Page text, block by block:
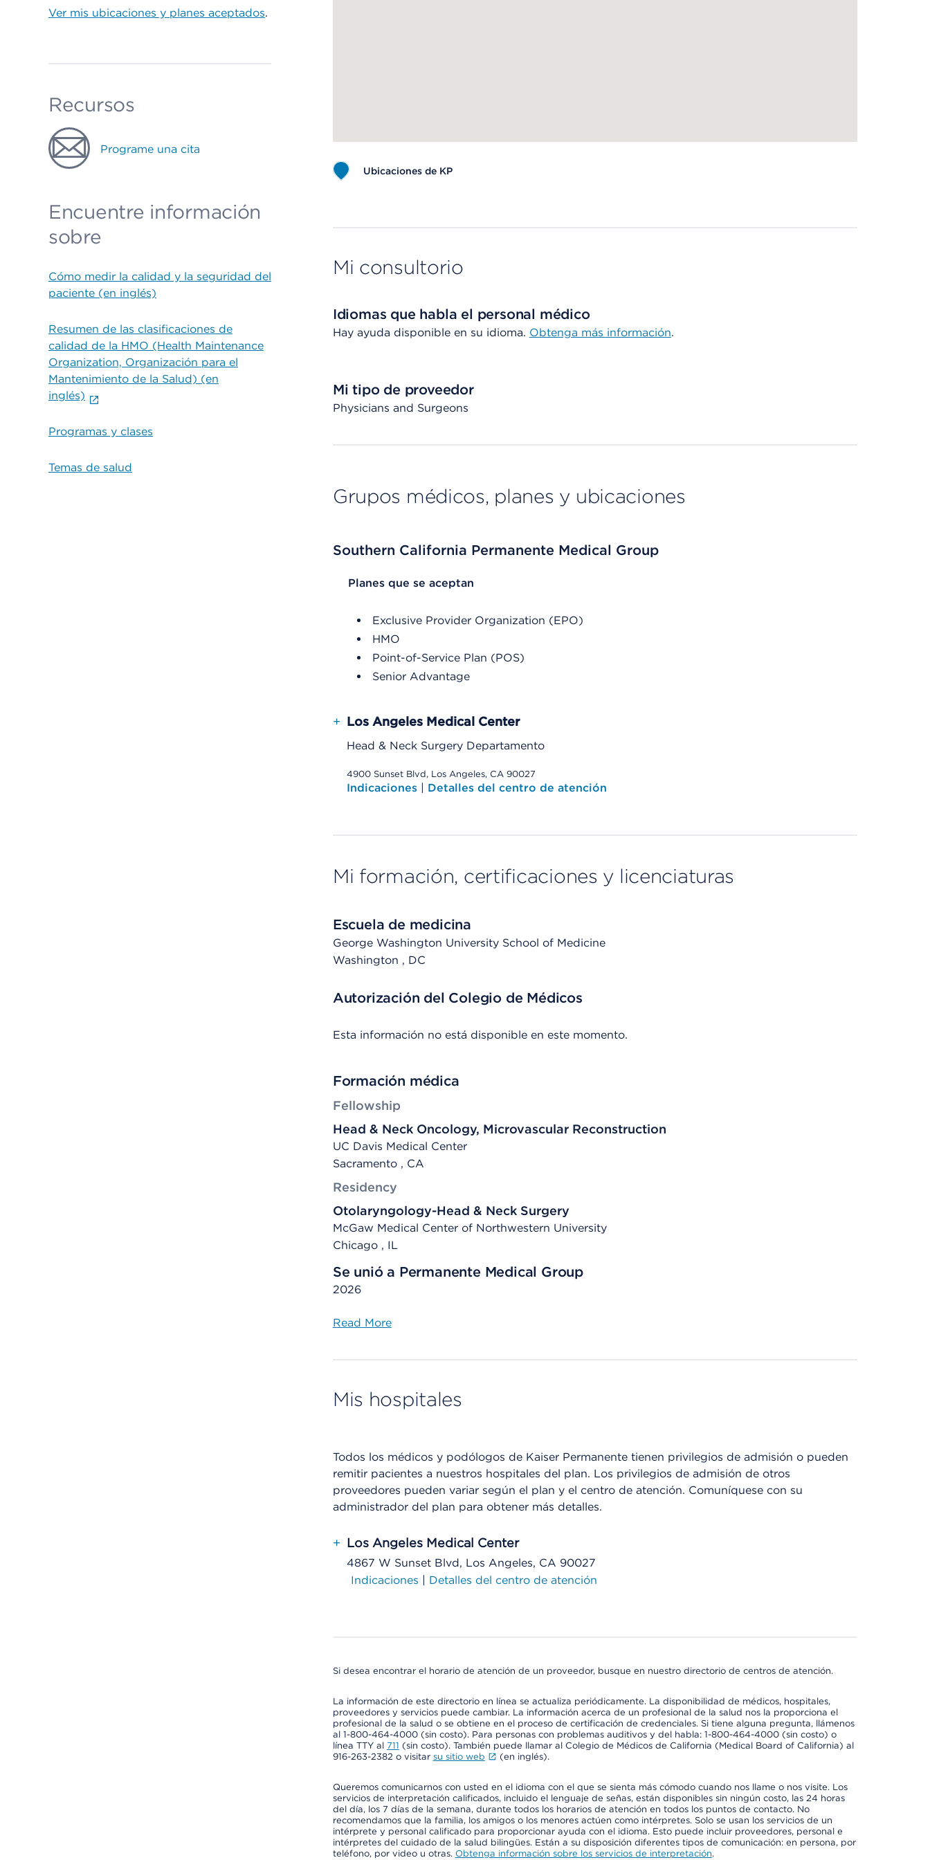
Ver mis ubicaciones y planes aceptados.
Recursos
Programe una cita
Encuentre información
sobre
Cómo medir la calidad y la seguridad del
paciente (en inglés)
Resumen de las clasificaciones de
calidad de la HMO (Health Maintenance
Organization, Organización para el
Mantenimiento de la Salud) (en
inglés)
Programas y clases
Temas de salud
Ubicaciones de KP
Mi consultorio
Idiomas que habla el personal médico
Hay ayuda disponible en su idioma. Obtenga más información.
Mi tipo de proveedor
Physicians and Surgeons
Grupos médicos, planes y ubicaciones
Southern California Permanente Medical Group
List Header Planes que se aceptan
Planes que se aceptan
Exclusive Provider Organization (EPO)
HMO
Point-of-Service Plan (POS)
Senior Advantage
+ Los Angeles Medical Center
Head & Neck Surgery Departamento
4900 Sunset Blvd, Los Angeles, CA 90027
Indicaciones | Detalles del centro de atención
Mi formación, certificaciones y licenciaturas
Escuela de medicina
George Washington University School of Medicine
Washington , DC
Autorización del Colegio de Médicos
Esta información no está disponible en este momento.
Formación médica
Fellowship
Head & Neck Oncology, Microvascular Reconstruction
UC Davis Medical Center
Sacramento , CA
Residency
Otolaryngology-Head & Neck Surgery
McGaw Medical Center of Northwestern University
Chicago , IL
Se unió a Permanente Medical Group
2026
Read More
Mis hospitales
Todos los médicos y podólogos de Kaiser Permanente tienen privilegios de admisión o pueden
remitir pacientes a nuestros hospitales del plan. Los privilegios de admisión de otros
proveedores pueden variar según el plan y el centro de atención. Comuníquese con su
administrador del plan para obtener más detalles.
+ Los Angeles Medical Center
4867 W Sunset Blvd, Los Angeles, CA 90027
Indicaciones | Detalles del centro de atención
Si desea encontrar el horario de atención de un proveedor, busque en nuestro directorio de centros de atención.
La información de este directorio en línea se actualiza periódicamente. La disponibilidad de médicos, hospitales,
proveedores y servicios puede cambiar. La información acerca de un profesional de la salud nos la proporciona el
profesional de la salud o se obtiene en el proceso de certificación de credenciales. Si tiene alguna pregunta, llámenos
al 1-800-464-4000 (sin costo). Para personas con problemas auditivos y del habla: 1-800-464-4000 (sin costo) o
línea TTY al 711 (sin costo). También puede llamar al Colegio de Médicos de California (Medical Board of California) al
916-263-2382 o visitar su sitio web (en inglés).
Queremos comunicarnos con usted en el idioma con el que se sienta más cómodo cuando nos llame o nos visite. Los
servicios de interpretación calificados, incluido el lenguaje de señas, están disponibles sin ningún costo, las 24 horas
del día, los 7 días de la semana, durante todos los horarios de atención en todos los puntos de contacto. No
recomendamos que la familia, los amigos o los menores actúen como intérpretes. Solo se usan los servicios de un
intérprete y personal calificado para proporcionar ayuda con el idioma. Esto puede incluir proveedores, personal e
intérpretes del cuidado de la salud bilingües. Están a su disposición diferentes tipos de comunicación: en persona, por
teléfono, por video u otras. Obtenga información sobre los servicios de interpretación.